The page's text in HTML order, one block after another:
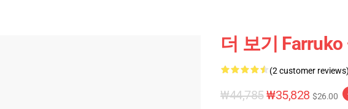
더 보기
(2 customer
₩44,785₩35,828 $26.00